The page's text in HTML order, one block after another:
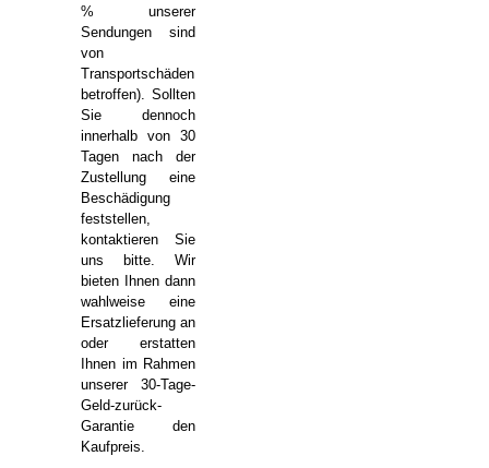
% unserer
Sendungen sind
von
Transportschäden
betroffen). Sollten
Sie dennoch
innerhalb von 30
Tagen nach der
Zustellung eine
Beschädigung
feststellen,
kontaktieren Sie
uns bitte. Wir
bieten Ihnen dann
wahlweise eine
Ersatzlieferung an
oder erstatten
Ihnen im Rahmen
unserer 30-Tage-
Geld-zurück-
Garantie den
Kaufpreis.